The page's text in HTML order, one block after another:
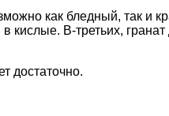
как бледный, так и
кислые. В-третьих,
достаточно.